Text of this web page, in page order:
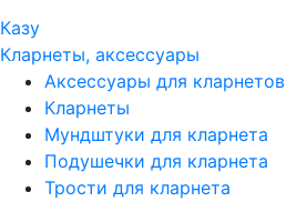
Казу
Кларнеты, аксессуары
Аксессуары для кларнетов
Кларнеты
Мундштуки для кларнета
Подушечки для кларнета
Трости для кларнета